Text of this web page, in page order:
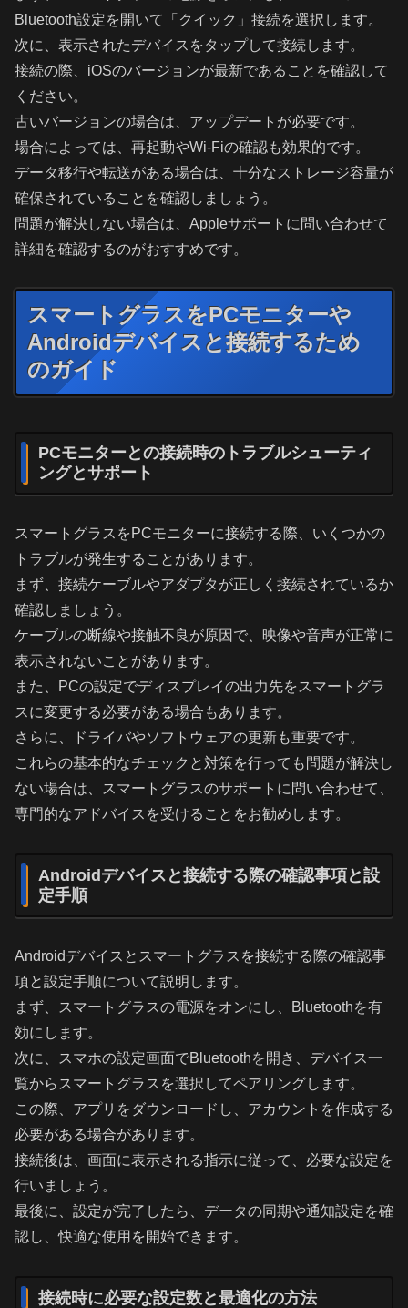
Bluetooth設定を開いて「クイック」接続を選択します。
次に、表示されたデバイスをタップして接続します。
接続の際、iOSのバージョンが最新であることを確認して
ください。
古いバージョンの場合は、アップデートが必要です。
場合によっては、再起動やWi-Fiの確認も効果的です。
データ移行や転送がある場合は、十分なストレージ容量が
確保されていることを確認しましょう。
問題が解決しない場合は、Appleサポートに問い合わせて
詳細を確認するのがおすすめです。
スマートグラスをPCモニターや
Androidデバイスと接続するため
のガイド
PCモニターとの接続時のトラブルシューティ
ングとサポート
スマートグラスをPCモニターに接続する際、いくつかの
トラブルが発生することがあります。
まず、接続ケーブルやアダプタが正しく接続されているか
確認しましょう。
ケーブルの断線や接触不良が原因で、映像や音声が正常に
表示されないことがあります。
また、PCの設定でディスプレイの出力先をスマートグラ
スに変更する必要がある場合もあります。
さらに、ドライバやソフトウェアの更新も重要です。
これらの基本的なチェックと対策を行っても問題が解決し
ない場合は、スマートグラスのサポートに問い合わせて、
専門的なアドバイスを受けることをお勧めします。
Androidデバイスと接続する際の確認事項と設
定手順
Androidデバイスとスマートグラスを接続する際の確認事
項と設定手順について説明します。
まず、スマートグラスの電源をオンにし、Bluetoothを有
効にします。
次に、スマホの設定画面でBluetoothを開き、デバイス一
覧からスマートグラスを選択してペアリングします。
この際、アプリをダウンロードし、アカウントを作成する
必要がある場合があります。
接続後は、画面に表示される指示に従って、必要な設定を
行いましょう。
最後に、設定が完了したら、データの同期や通知設定を確
認し、快適な使用を開始できます。
接続時に必要な設定数と最適化の方法